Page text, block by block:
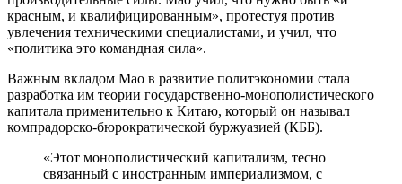
красным, и квалифицированным», протестуя против
увлечения техническими специалистами, и учил, что
«политика это командная сила».
Важным вкладом Мао в развитие политэкономии стала
разработка им теории государственно-монополистического
капитала применительно к Китаю, который он называл
компрадорско-бюрократической буржуазией (КББ).
«Этот монополистический капитализм, тесно
связанный с иностранным империализмом, с